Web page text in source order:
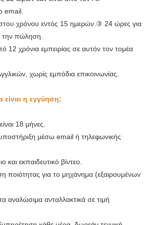
email.
χρόνου εντός 15 ημερών.③ 24 ώρες για
την πώληση.
12 χρόνια εμπειρίας σε αυτόν τον τομέα
χωρίς εμπόδια επικοινωνίας.
η εγγύηση;
18 μήνες.
μέσω email ή τηλεφωνικής
και εκπαιδευτικό βίντεο.
ποιότητας για το μηχάνημα (εξαιρουμένων
αναλώσιμα ανταλλακτικά σε τιμή